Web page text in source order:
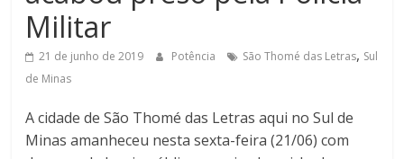
Minas
Militar
21 de junho de 2019 Potência São Thomé das Letras, Sul
de Minas
A cidade de São Thomé das Letras aqui no Sul de
Minas amanheceu nesta sexta-feira (21/06) com